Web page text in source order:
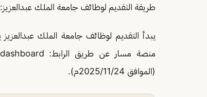
طريقة التقديم لوظائف جامعة الملك عبدالعزيز:
(الموافق 2025/11/24م).